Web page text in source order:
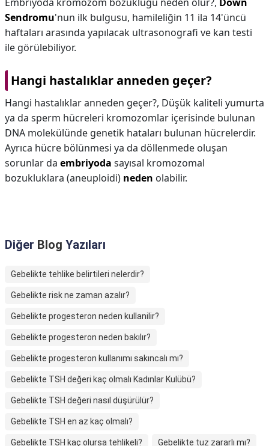
Sendromu'nun ilk bulgusu, hamileliğin 11 ila 14'üncü
haftaları arasında yapılacak ultrasonografi ve kan testi
ile görülebiliyor.
Hangi hastalıklar anneden geçer?
Hangi hastalıklar anneden geçer?, Düşük kaliteli yumurta
ya da sperm hücreleri kromozomlar içerisinde bulunan
DNA molekülünde genetik hataları bulunan hücrelerdir.
Ayrıca hücre bölünmesi ya da döllenmede oluşan
sorunlar da embriyoda sayısal kromozomal
bozukluklara (aneuploidi) neden olabilir.
Diğer Blog Yazıları
Gebelikte tehlike belirtileri nelerdir?
Gebelikte risk ne zaman azalır?
Gebelikte progesteron neden kullanilir?
Gebelikte progesteron neden bakılır?
Gebelikte progesteron kullanımı sakıncalı mı?
Gebelikte TSH değeri kaç olmalı Kadınlar Kulübü?
Gebelikte TSH değeri nasıl düşürülür?
Gebelikte TSH en az kaç olmalı?
Gebelikte TSH kaç olursa tehlikeli? Gebelikte tuz zararlı mı?